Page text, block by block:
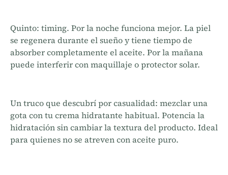
Quinto: timing. Por la noche funciona mejor. La piel
se regenera durante el sueño y tiene tiempo de
absorber completamente el aceite. Por la mañana
puede interferir con maquillaje o protector solar.
Un truco que descubrí por casualidad: mezclar una
gota con tu crema hidratante habitual. Potencia la
hidratación sin cambiar la textura del producto. Ideal
para quienes no se atreven con aceite puro.